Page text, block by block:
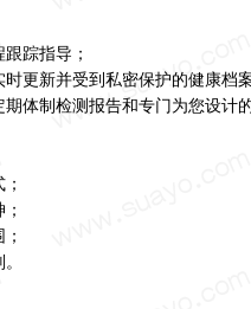
踪指导；
更新并受到私密保护的健康档案
体制检测报告和专门为您设计